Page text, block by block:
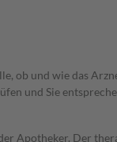
ob und wie das
und Sie
Der